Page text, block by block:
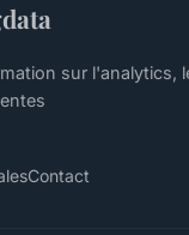
sur l'analytics,
Contact